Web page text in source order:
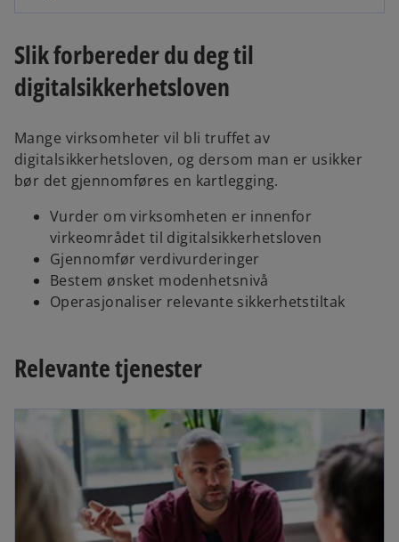
Slik forbereder du deg til
digitalsikkerhetsloven
Mange virksomheter vil bli truffet av
digitalsikkerhetsloven, og dersom man er usikker
bør det gjennomføres en kartlegging.
Vurder om virksomheten er innenfor
virkeområdet til digitalsikkerhetsloven
Gjennomfør verdivurderinger
Bestem ønsket modenhetsnivå
Operasjonaliser relevante sikkerhetstiltak
Relevante tjenester